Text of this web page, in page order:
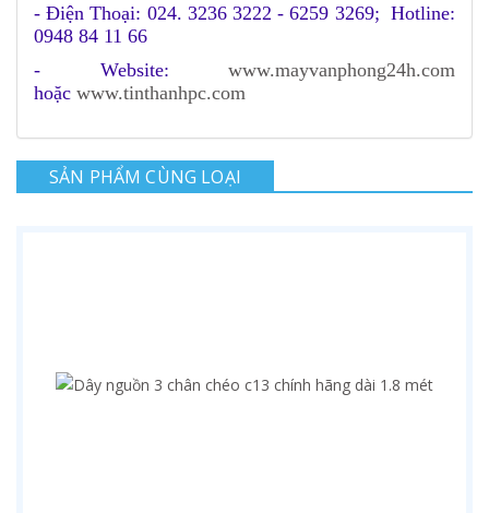
- Điện Thoại: 024. 3236 3222 - 6259 3269; Hotline:
0948 84 11 66
- Website: www.mayvanphong24h.com
hoặc www.tinthanhpc.com
SẢN PHẨM CÙNG LOẠI